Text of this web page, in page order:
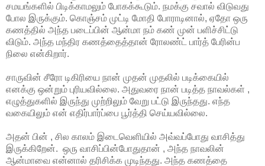
சமயங்களில் பிடிக்காமலும் போகக்கூடும். நமக்கு சவால் விடுவது
போல இருக்கும். கொஞ்சம் முட்டி மோதி போராடினால், ஏதோ ஒரு
கணத்தில் அந்த படைப்பின் ஆன்மா நம் கண் முன் பளிச்சிட்டு
விடும். அந்த மந்திர கணத்தைத்தான் ரோலண்ட் பார்த் பேரின்ப
நிலை என்கிறார்.
சாருவின் சீரோ டிகிரியை நான் முதன் முதலில் படிக்கையில்
எனக்கு ஒன்றும் புரியவில்லை. அதுவரை நான் படித்த நாவல்கள் ,
எழுத்துகளில் இருந்து முற்றிலும் வேறு பட்டு இருந்தது. எந்த
வகையிலும் என் எதிர்பார்ப்பை பூர்த்தி செய்யவில்லை.
அதன் பின் , சில காலம் இடைவெளியில் அவ்வப்போது வாசித்து
இருக்கிறேன். ஒரு வாசிப்பின்போதுதான் , அந்த நாவலின்
ஆன்மாவை என்னால் தரிசிக்க முடிந்தது. அந்த கணத்தை